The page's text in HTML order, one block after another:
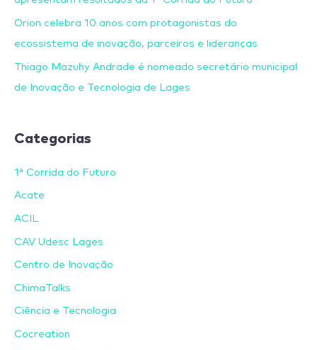
Orion celebra 10 anos com protagonistas do
ecossistema de inovação, parceiros e lideranças
Thiago Mazuhy Andrade é nomeado secretário municipal
de Inovação e Tecnologia de Lages
Categorias
1ª Corrida do Futuro
Acate
ACIL
CAV Udesc Lages
Centro de Inovação
ChimaTalks
Ciência e Tecnologia
Cocreation